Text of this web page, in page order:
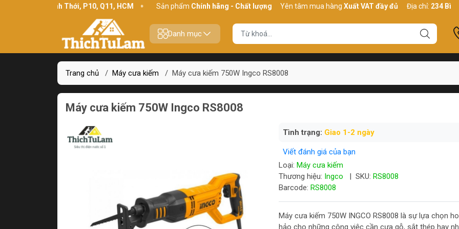
234 Bình Thới, P10, Q11, HCM Sản phẩmChính hãng - Chất lượng Yên tâm mua hàngXuất VAT đầy đủ Địa chỉ: 234 Bình Thới,
Danh mục
Trang chủ / Máy cưa kiếm / Máy cưa kiếm 750W Ingco RS8008
Máy cưa kiếm 750W Ingco RS8008
Tình trạng: Giao 1-2 ngày
Viết đánh giá của bạn
Loại: Máy cưa kiếm
Thương hiệu: Ingco | SKU: RS8008
Barcode: RS8008
Máy cưa kiếm 750W INGCO RS8008 là sự lựa chọn
hảo cho những công việc cần cưa gỗ, sắt thép hay